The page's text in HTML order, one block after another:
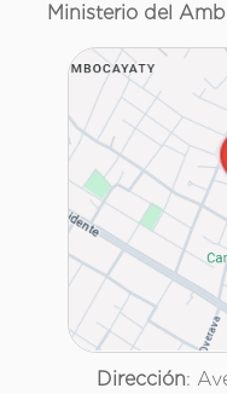
Ministerio del
Dirección: